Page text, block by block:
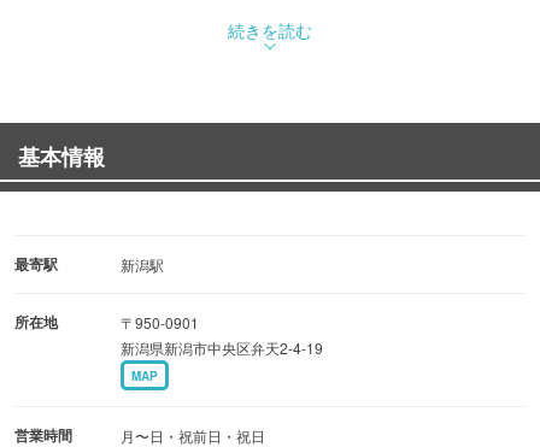
それぞれに合わせた調理法でご提供致します。
薪の火は炭火と違って炎が優しい、ウェットで柔らかな
繊細でありながら中の水分が保たれたままジューシーに仕
その特性を活かしたお皿をお楽しみ下さい。
続きを読む
基本情報
最寄駅 新潟駅
所在地
〒950-0901
新潟県新潟市中央区弁天2-4-19
MAP
営業時間
月〜日・祝前日・祝日